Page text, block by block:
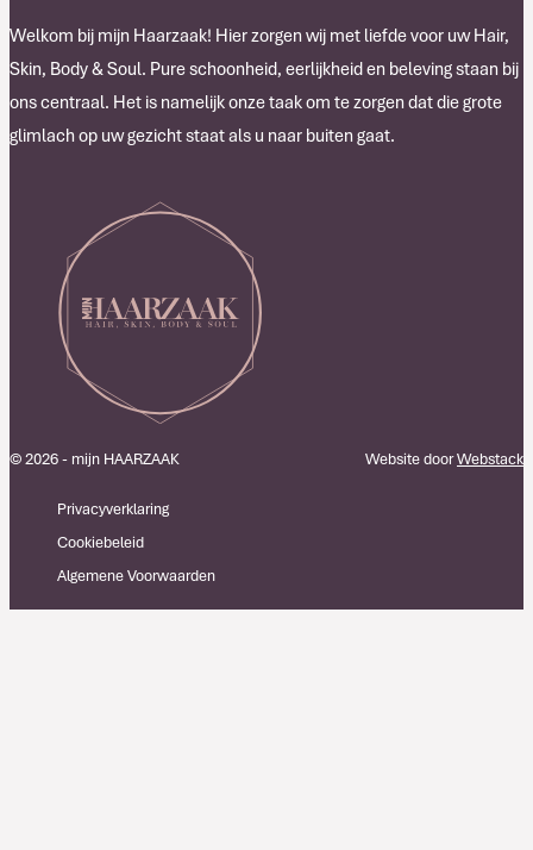
Welkom bij mijn Haarzaak! Hier zorgen wij met liefde voor uw Hair,
Skin, Body & Soul. Pure schoonheid, eerlijkheid en beleving staan bij
ons centraal. Het is namelijk onze taak om te zorgen dat die grote
glimlach op uw gezicht staat als u naar buiten gaat.
© 2026 - mijn HAARZAAK
Privacyverklaring
Cookiebeleid
Algemene Voorwaarden
Website doorWebstack